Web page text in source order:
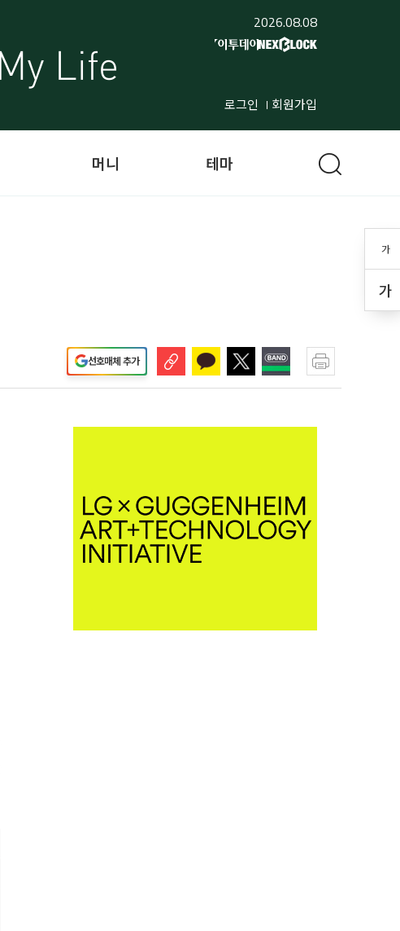
2026.08.08
로그인 회원가입
가
가
머니 테마
선호매체 추가